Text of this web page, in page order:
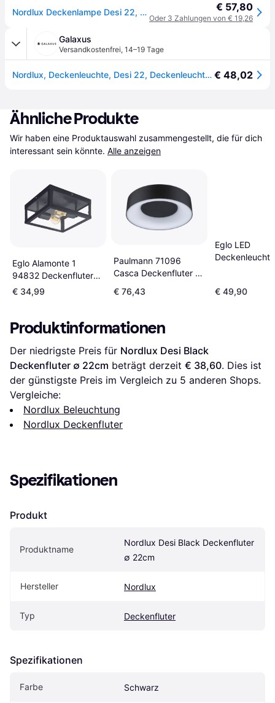
Nordlux Deckenlampe Desi 22, Schwarz, Ip44, 12W, 77636003 € 57,80
Oder 3 Zahlungen von € 19,26
Galaxus
Versandkostenfrei, 14–19 Tage
Nordlux, Deckenleuchte, Desi 22, Deckenleuchte, Schwarz (E27) € 48,02
Ähnliche Produkte
Wir haben eine Produktauswahl zusammengestellt, die für dich
interessant sein könnte. Alle anzeigen
Eglo Alamonte 1
94832 Deckenfluter
30cm
€ 34,99
Paulmann 71096
Casca Deckenfluter ∅
€ 76,43
Eglo LED
Deckenleuchte
Deckenfluter
€ 49,90
Produktinformationen
Der niedrigste Preis für Nordlux Desi Black
Deckenfluter ∅ 22cm beträgt derzeit € 38,60. Dies ist
der günstigste Preis im Vergleich zu 5 anderen Shops.
Vergleiche:
Nordlux Beleuchtung
Nordlux Deckenfluter
Spezifikationen
Produkt
Produktname
Nordlux Desi Black Deckenfluter
∅ 22cm
Hersteller Nordlux
Typ Deckenfluter
Spezifikationen
Farbe Schwarz